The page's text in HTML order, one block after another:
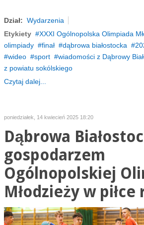
Dział: Wydarzenia
Etykiety
XXXI Ogólnopolska Olimpiada
olimpiady
finał dąbrowa białostocka
wideo
sport wiadomości z Dąbrowy
z powiatu sokólskiego
Czytaj dalej...
poniedziałek, 14 kwiecień 2025 18:20
Dąbrowa
gospodarzem
Ogólnopolskiej
Młodzieży w piłce